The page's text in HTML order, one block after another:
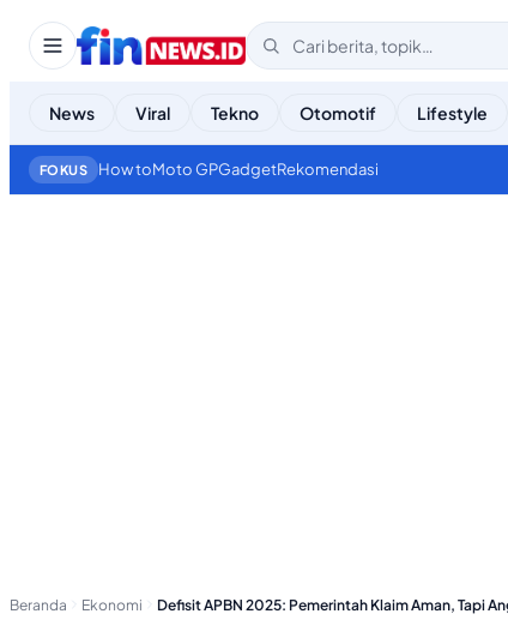
News Viral Tekno Otomotif Lifestyle
FOKUS How toMoto GPGadgetRekomendasi
Beranda Ekonomi Defisit APBN 2025: Pemerintah Klaim Aman, Tapi